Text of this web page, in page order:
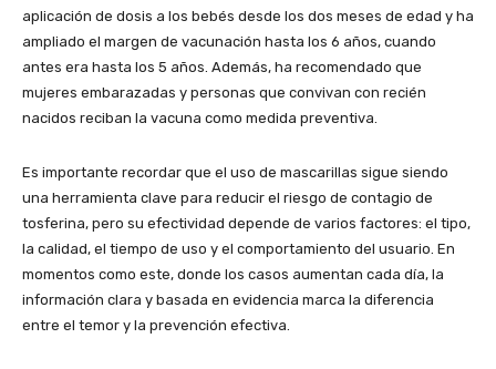
aplicación de dosis a los bebés desde los dos meses de edad y ha
ampliado el margen de vacunación hasta los 6 años, cuando
antes era hasta los 5 años. Además, ha recomendado que
mujeres embarazadas y personas que convivan con recién
nacidos reciban la vacuna como medida preventiva.
Es importante recordar que el uso de mascarillas sigue siendo
una herramienta clave para reducir el riesgo de contagio de
tosferina, pero su efectividad depende de varios factores: el tipo,
la calidad, el tiempo de uso y el comportamiento del usuario. En
momentos como este, donde los casos aumentan cada día, la
información clara y basada en evidencia marca la diferencia
entre el temor y la prevención efectiva.